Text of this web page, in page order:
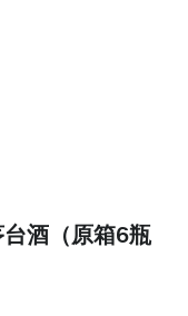
酒（原箱6瓶